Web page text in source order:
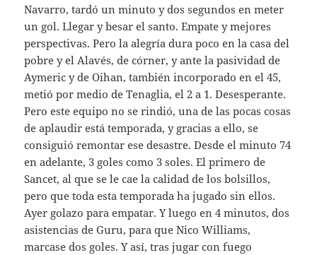
Navarro, tardó un minuto y dos segundos en meter
un gol. Llegar y besar el santo. Empate y mejores
perspectivas. Pero la alegría dura poco en la casa del
pobre y el Alavés, de córner, y ante la pasividad de
Aymeric y de Oihan, también incorporado en el 45,
metió por medio de Tenaglia, el 2 a 1. Desesperante.
Pero este equipo no se rindió, una de las pocas cosas
de aplaudir está temporada, y gracias a ello, se
consiguió remontar ese desastre. Desde el minuto 74
en adelante, 3 goles como 3 soles. El primero de
Sancet, al que se le cae la calidad de los bolsillos,
pero que toda esta temporada ha jugado sin ellos.
Ayer golazo para empatar. Y luego en 4 minutos, dos
asistencias de Guru, para que Nico Williams,
marcase dos goles. Y así, tras jugar con fuego